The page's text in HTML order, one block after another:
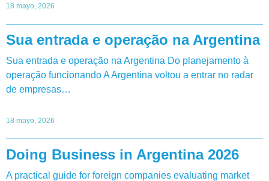
18 mayo, 2026
Sua entrada e operação na Argentina
Sua entrada e operação na Argentina Do planejamento à
operação funcionando A Argentina voltou a entrar no radar
de empresas…
18 mayo, 2026
Doing Business in Argentina 2026
A practical guide for foreign companies evaluating market